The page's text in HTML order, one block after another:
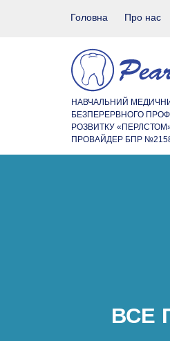
Головна Про нас
НАВЧАЛЬНИЙ
БЕЗПЕРЕРВНОГО
РОЗВИТКУ
ПРОВАЙДЕР БПР
ВСЕ